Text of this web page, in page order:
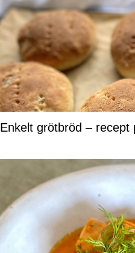
Enkelt grötbröd – recept